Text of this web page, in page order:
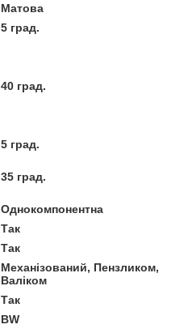
Матова
5 град.
40 град.
5 град.
35 град.
Однокомпонентна
Так
Так
Механізований, Пензликом,
Валіком
Так
BW